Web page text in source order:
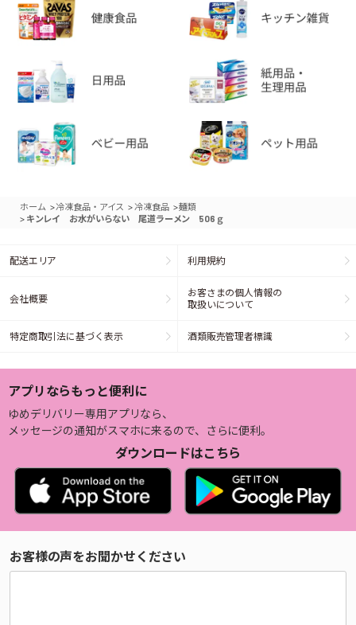
ホーム >冷凍食品・アイス > 冷凍食品 >麺類
> キンレイ お水がいらない 尾道ラーメン 506ｇ
配送エリア 利用規約
会社概要
お客さまの個人情報の
取扱いについて
特定商取引法に基づく表示 酒類販売管理者標識
アプリならもっと便利に
ゆめデリバリー専用アプリなら、
メッセージの通知がスマホに来るので、さらに便利。
ダウンロードはこちら
お客様の声をお聞かせください